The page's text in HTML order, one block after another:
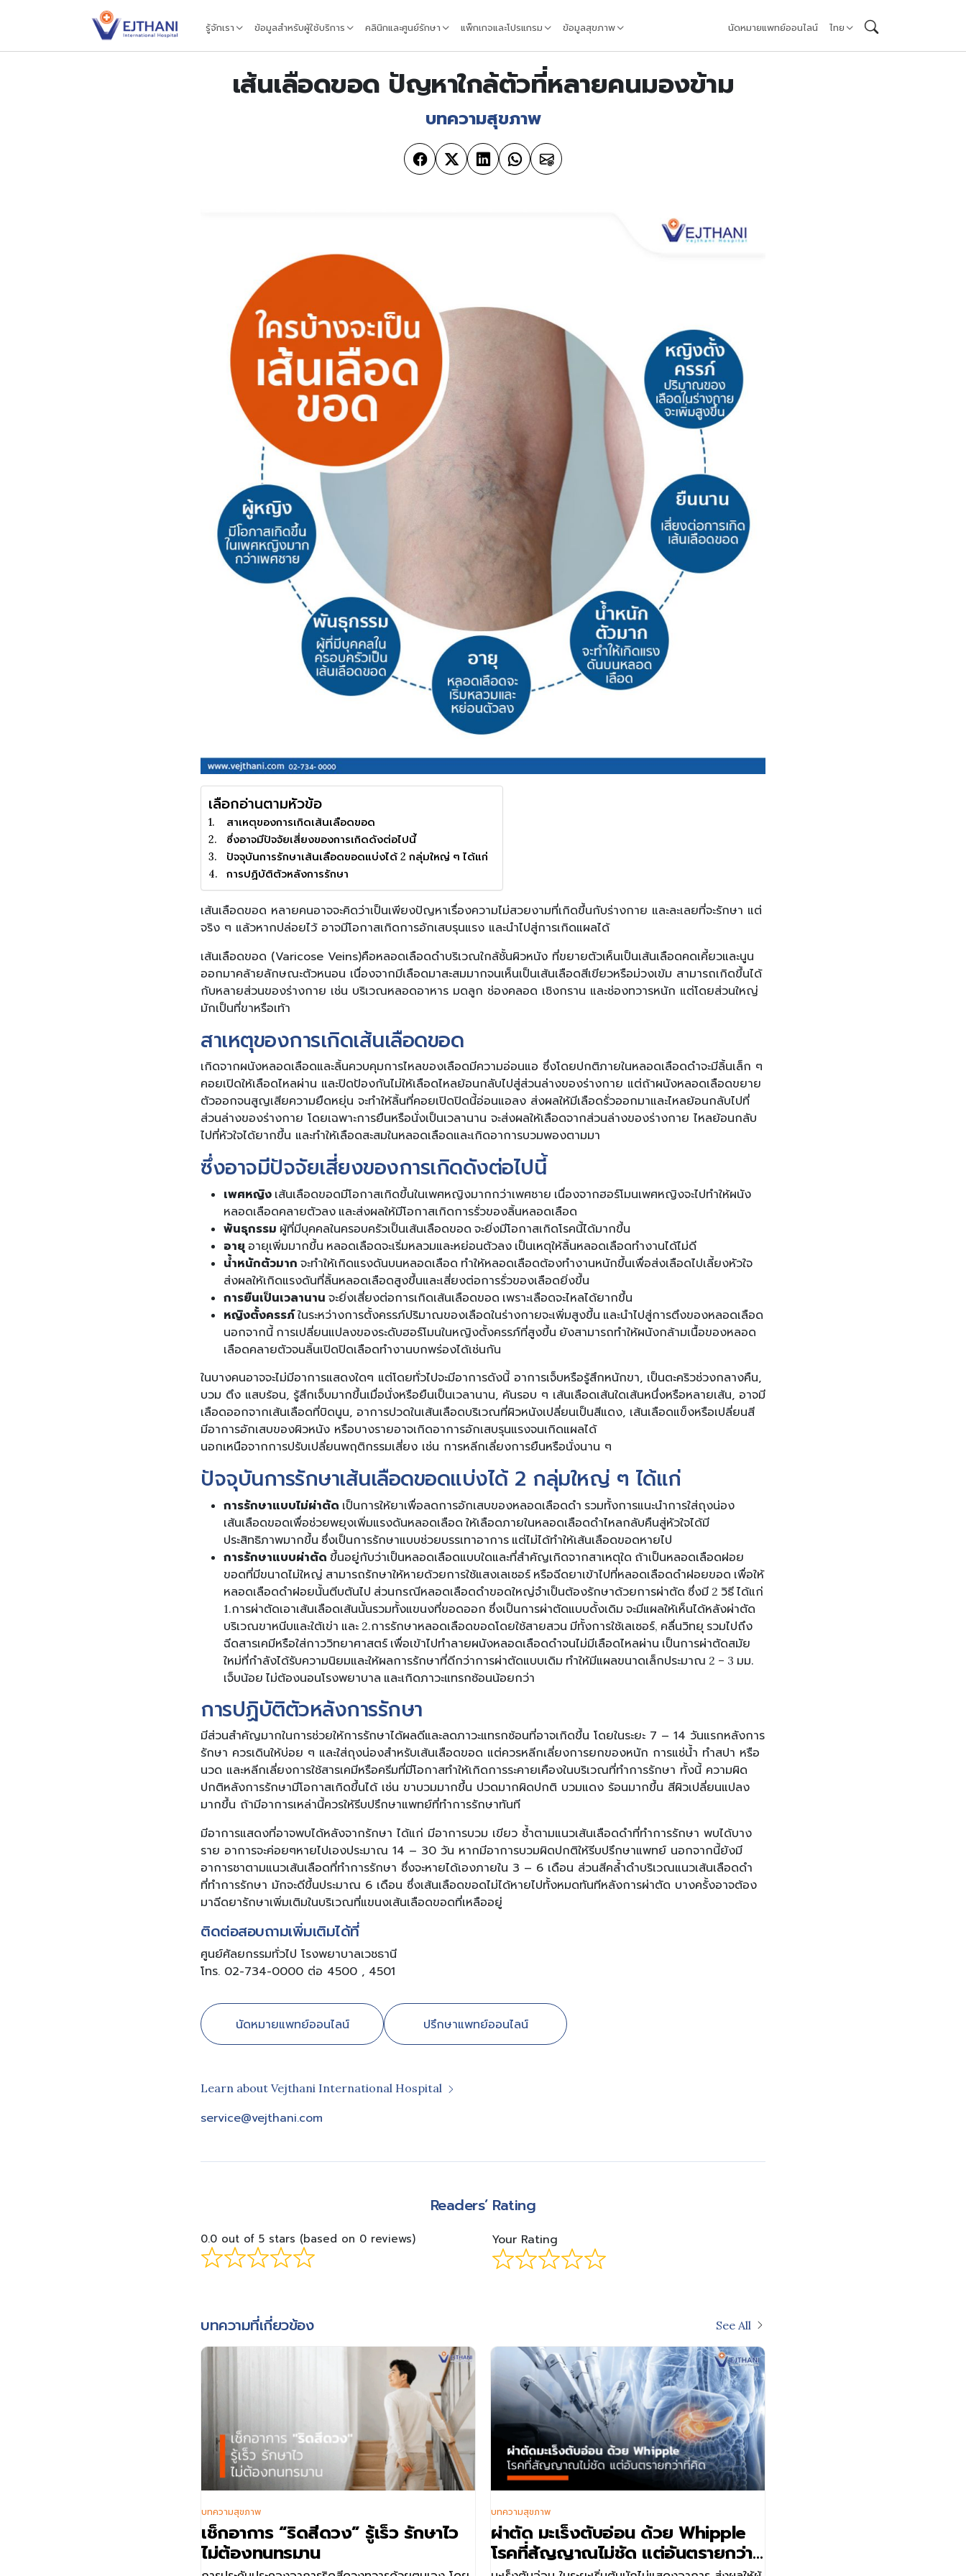
รู้จักเรา ข้อมูลสำหรับผู้ใช้บริการ คลินิกและศูนย์รักษา แพ็กเกจและโปรแกรม ข้อมูลสุขภาพ นัดหมายแพทย์ออนไลน์ ไทย
เส้นเลือดขอด ปัญหาใกล้ตัวที่หลายคนมองข้าม
บทความสุขภาพ
เลือกอ่านตามหัวข้อ
สาเหตุของการเกิดเส้นเลือดขอด
ซึ่งอาจมีปัจจัยเสี่ยงของการเกิดดังต่อไปนี้
ปัจจุบันการรักษาเส้นเลือดขอดแบ่งได้ 2 กลุ่มใหญ่ ๆ ได้แก่
การปฏิบัติตัวหลังการรักษา
เส้นเลือดขอด หลายคนอาจจะคิดว่าเป็นเพียงปัญหาเรื่องความไม่สวยงามที่เกิดขึ้นกับร่างกาย และละเลยที่จะรักษา แต่
จริง ๆ แล้วหากปล่อยไว้ อาจมีโอกาสเกิดการอักเสบรุนแรง และนำไปสู่การเกิดแผลได้
เส้นเลือดขอด (Varicose Veins)คือหลอดเลือดดำบริเวณใกล้ชั้นผิวหนัง ที่ขยายตัวเห็นเป็นเส้นเลือดคดเคี้ยวและนูน
ออกมาคล้ายลักษณะตัวหนอน เนื่องจากมีเลือดมาสะสมมากจนเห็นเป็นเส้นเลือดสีเขียวหรือม่วงเข้ม สามารถเกิดขึ้นได้
กับหลายส่วนของร่างกาย เช่น บริเวณหลอดอาหาร มดลูก ช่องคลอด เชิงกราน และช่องทวารหนัก แต่โดยส่วนใหญ่
มักเป็นที่ขาหรือเท้า
สาเหตุของการเกิดเส้นเลือดขอด
เกิดจากผนังหลอดเลือดและลิ้นควบคุมการไหลของเลือดมีความอ่อนแอ ซึ่งโดยปกติภายในหลอดเลือดดำจะมีลิ้นเล็ก ๆ
คอยเปิดให้เลือดไหลผ่าน และปิดป้องกันไม่ให้เลือดไหลย้อนกลับไปสู่ส่วนล่างของร่างกาย แต่ถ้าผนังหลอดเลือดขยาย
ตัวออกจนสูญเสียความยืดหยุ่น จะทำให้ลิ้นที่คอยเปิดปิดนี้อ่อนแอลง ส่งผลให้มีเลือดรั่วออกมาและไหลย้อนกลับไปที่
ส่วนล่างของร่างกาย โดยเฉพาะการยืนหรือนั่งเป็นเวลานาน จะส่งผลให้เลือดจากส่วนล่างของร่างกาย ไหลย้อนกลับ
ไปที่หัวใจได้ยากขึ้น และทำให้เลือดสะสมในหลอดเลือดและเกิดอาการบวมพองตามมา
ซึ่งอาจมีปัจจัยเสี่ยงของการเกิดดังต่อไปนี้
เพศหญิง เส้นเลือดขอดมีโอกาสเกิดขึ้นในเพศหญิงมากกว่าเพศชาย เนื่องจากฮอร์โมนเพศหญิงจะไปทำให้ผนัง
หลอดเลือดคลายตัวลง และส่งผลให้มีโอกาสเกิดการรั่วของลิ้นหลอดเลือด
พันธุกรรม ผู้ที่มีบุคคลในครอบครัวเป็นเส้นเลือดขอด จะยิ่งมีโอกาสเกิดโรคนี้ได้มากขึ้น
อายุ อายุเพิ่มมากขึ้น หลอดเลือดจะเริ่มหลวมและหย่อนตัวลง เป็นเหตุให้ลิ้นหลอดเลือดทำงานได้ไม่ดี
น้ำหนักตัวมาก จะทำให้เกิดแรงดันบนหลอดเลือด ทำให้หลอดเลือดต้องทำงานหนักขึ้นเพื่อส่งเลือดไปเลี้ยงหัวใจ
ส่งผลให้เกิดแรงดันที่ลิ้นหลอดเลือดสูงขึ้นและเสี่ยงต่อการรั่วของเลือดยิ่งขึ้น
การยืนเป็นเวลานาน จะยิ่งเสี่ยงต่อการเกิดเส้นเลือดขอด เพราะเลือดจะไหลได้ยากขึ้น
หญิงตั้งครรภ์ในระหว่างการตั้งครรภ์ปริมาณของเลือดในร่างกายจะเพิ่มสูงขึ้น และนำไปสู่การตึงของหลอดเลือด
นอกจากนี้ การเปลี่ยนแปลงของระดับฮอร์โมนในหญิงตั้งครรภ์ที่สูงขึ้น ยังสามารถทำให้ผนังกล้ามเนื้อของหลอด
เลือดคลายตัวจนลิ้นเปิดปิดเลือดทำงานบกพร่องได้เช่นกัน
ในบางคนอาจจะไม่มีอาการแสดงใดๆ แต่โดยทั่วไปจะมีอาการดังนี้ อาการเจ็บหรือรู้สึกหนักขา, เป็นตะคริวช่วงกลางคืน,
บวม ตึง แสบร้อน, รู้สึกเจ็บมากขึ้นเมื่อนั่งหรือยืนเป็นเวลานาน, คันรอบ ๆ เส้นเลือดเส้นใดเส้นหนึ่งหรือหลายเส้น, อาจมี
เลือดออกจากเส้นเลือดที่บิดนูน, อาการปวดในเส้นเลือดบริเวณที่ผิวหนังเปลี่ยนเป็นสีแดง, เส้นเลือดแข็งหรือเปลี่ยนสี
มีอาการอักเสบของผิวหนัง หรือบางรายอาจเกิดอาการอักเสบรุนแรงจนเกิดแผลได้
นอกเหนือจากการปรับเปลี่ยนพฤติกรรมเสี่ยง เช่น การหลีกเลี่ยงการยืนหรือนั่งนาน ๆ
ปัจจุบันการรักษาเส้นเลือดขอดแบ่งได้ 2 กลุ่มใหญ่ ๆ ได้แก่
การรักษาแบบไม่ผ่าตัด เป็นการให้ยาเพื่อลดการอักเสบของหลอดเลือดดำ รวมทั้งการแนะนำการใส่ถุงน่อง
เส้นเลือดขอดเพื่อช่วยพยุงเพิ่มแรงดันหลอดเลือด ให้เลือดภายในหลอดเลือดดำไหลกลับคืนสู่หัวใจได้มี
ประสิทธิภาพมากขึ้น ซึ่งเป็นการรักษาแบบช่วยบรรเทาอาการ แต่ไม่ได้ทำให้เส้นเลือดขอดหายไป
การรักษาแบบผ่าตัด ขึ้นอยู่กับว่าเป็นหลอดเลือดแบบใดและที่สำคัญเกิดจากสาเหตุใด ถ้าเป็นหลอดเลือดฝอย
ขอดที่มีขนาดไม่ใหญ่ สามารถรักษาให้หายด้วยการใช้แสงเลเซอร์ หรือฉีดยาเข้าไปที่หลอดเลือดดำฝอยขอด เพื่อให้
หลอดเลือดดำฝอยนั้นตีบตันไป ส่วนกรณีหลอดเลือดดำขอดใหญ่จำเป็นต้องรักษาด้วยการผ่าตัด ซึ่งมี 2 วิธี ได้แก่
1.การผ่าตัดเอาเส้นเลือดเส้นนั้นรวมทั้งแขนงที่ขอดออก ซึ่งเป็นการผ่าตัดแบบดั้งเดิม จะมีแผลให้เห็นได้หลังผ่าตัด
บริเวณขาหนีบและใต้เข่า และ 2.การรักษาหลอดเลือดขอดโดยใช้สายสวน มีทั้งการใช้เลเซอร์, คลื่นวิทยุ รวมไปถึง
ฉีดสารเคมีหรือใส่กาววิทยาศาสตร์ เพื่อเข้าไปทำลายผนังหลอดเลือดดำจนไม่มีเลือดไหลผ่าน เป็นการผ่าตัดสมัย
ใหม่ที่กำลังได้รับความนิยมและให้ผลการรักษาที่ดีกว่าการผ่าตัดแบบเดิม ทำให้มีแผลขนาดเล็กประมาณ 2 – 3 มม.
เจ็บน้อย ไม่ต้องนอนโรงพยาบาล และเกิดภาวะแทรกซ้อนน้อยกว่า
การปฏิบัติตัวหลังการรักษา
มีส่วนสำคัญมากในการช่วยให้การรักษาได้ผลดีและลดภาวะแทรกซ้อนที่อาจเกิดขึ้น โดยในระยะ 7 – 14 วันแรกหลังการ
รักษา ควรเดินให้บ่อย ๆ และใส่ถุงน่องสำหรับเส้นเลือดขอด แต่ควรหลีกเลี่ยงการยกของหนัก การแช่น้ำ ทำสปา หรือ
นวด และหลีกเลี่ยงการใช้สารเคมีหรือครีมที่มีโอกาสทำให้เกิดการระคายเคืองในบริเวณที่ทำการรักษา ทั้งนี้ ความผิด
ปกติหลังการรักษามีโอกาสเกิดขึ้นได้ เช่น ขาบวมมากขึ้น ปวดมากผิดปกติ บวมแดง ร้อนมากขึ้น สีผิวเปลี่ยนแปลง
มากขึ้น ถ้ามีอาการเหล่านี้ควรให้รีบปรึกษาแพทย์ที่ทำการรักษาทันที
มีอาการแสดงที่อาจพบได้หลังจากรักษา ได้แก่ มีอาการบวม เขียว ช้ำตามแนวเส้นเลือดดำที่ทำการรักษา พบได้บาง
ราย อาการจะค่อยๆหายไปเองประมาณ 14 – 30 วัน หากมีอาการบวมผิดปกติให้รีบปรึกษาแพทย์ นอกจากนี้ยังมี
อาการชาตามแนวเส้นเลือดที่ทำการรักษา ซึ่งจะหายได้เองภายใน 3 – 6 เดือน ส่วนสีคล้ำดำบริเวณแนวเส้นเลือดดำ
ที่ทำการรักษา มักจะดีขึ้นประมาณ 6 เดือน ซึ่งเส้นเลือดขอดไม่ได้หายไปทั้งหมดทันทีหลังการผ่าตัด บางครั้งอาจต้อง
มาฉีดยารักษาเพิ่มเติมในบริเวณที่แขนงเส้นเลือดขอดที่เหลืออยู่
ติดต่อสอบถามเพิ่มเติมได้ที่
ศูนย์ศัลยกรรมทั่วไป โรงพยาบาลเวชธานี
โทร. 02-734-0000 ต่อ 4500 , 4501
นัดหมายแพทย์ออนไลน์ ปรึกษาแพทย์ออนไลน์
Learn about Vejthani International Hospital
service@vejthani.com
Readers’ Rating
0.0 out of 5 stars (based on 0 reviews) Your Rating
บทความที่เกี่ยวข้อง See All
เช็กอาการ “ริดสีดวง” รู้เร็ว รักษาไว
ไม่ต้องทนทรมาน
บทความสุขภาพ
ผ่าตัด มะเร็งตับอ่อน ด้วย Whipple
โรคที่สัญญาณไม่ชัด แต่อันตรายกว่าที่
บทความสุขภาพ